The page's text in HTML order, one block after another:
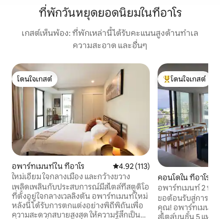
ที่พักวันหยุดยอดนิยมในทีอาโร
เกสต์เห็นพ้อง: ที่พักเหล่านี้ได้รับคะแนนสูงด้านทำเล
ความสะอาด และอื่นๆ
โดนใจเกสต์
โดนใจเกสต์
อพาร์ทเมนท์ใน ทีอาโร คะแนนเฉลี่ย 4.92 จาก 5, 113 รีวิว
4.92 (113)
ใหม่เอี่ยม ใจกลางเมือง และกว้างขวาง
เพลิดเพลินกับประสบการณ์มีสไตล์ที่สตูดิโอ
ที่ตั้งอยู่ใจกลางเวลลิงตัน อพาร์ทเมนท์ใหม่
หลังนี้ได้รับการตกแต่งอย่างพิถีพิถันเพื่อ
ความสะดวกสบายสูงสุด ให้ความรู้สึกเป็น
โดนใจเกสต์ที่สุด
โดนใจเกสต์
คอนโดใน ทีอาโร
อพาร์ทเมนท์ 2 ห้
ท่าเรือและระเบียง
ขอต้อนรับสู่การพั
คุณ! อพาร์ทเมนท์ 2 ห้องนอน 2 ห้องน้ำที่มี
สไตล์บนชั้น 5 แห่ง